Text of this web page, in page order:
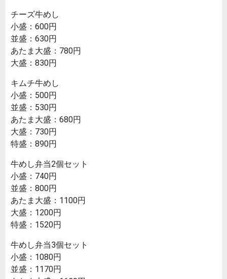
チーズ牛めし
小盛：600円
並盛：630円
あたま大盛：780円
大盛：830円
キムチ牛めし
小盛：500円
並盛：530円
あたま大盛：680円
大盛：730円
特盛：890円
牛めし弁当2個セット
小盛：740円
並盛：800円
あたま大盛：1100円
大盛：1200円
特盛：1520円
牛めし弁当3個セット
小盛：1080円
並盛：1170円